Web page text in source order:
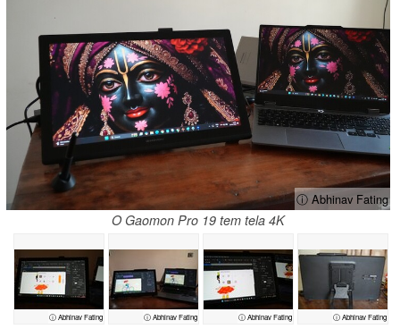
ⓘ Abhinav Fating
O Gaomon Pro 19 tem tela 4K
ⓘ Abhinav Fating ⓘ Abhinav Fating ⓘ Abhinav Fating ⓘ Abhinav Fating